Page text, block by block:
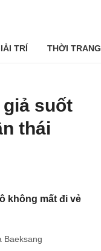
TRÍ THỜI TRANG
giả suốt
thái
không mất đi vẻ
Baeksang